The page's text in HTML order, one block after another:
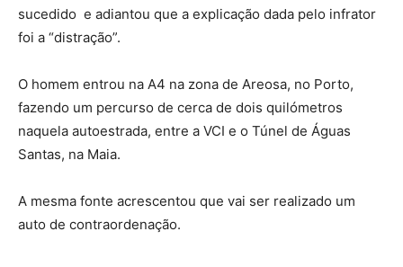
sucedido e adiantou que a explicação dada pelo infrator
foi a “distração”.
O homem entrou na A4 na zona de Areosa, no Porto,
fazendo um percurso de cerca de dois quilómetros
naquela autoestrada, entre a VCI e o Túnel de Águas
Santas, na Maia.
A mesma fonte acrescentou que vai ser realizado um
auto de contraordenação.